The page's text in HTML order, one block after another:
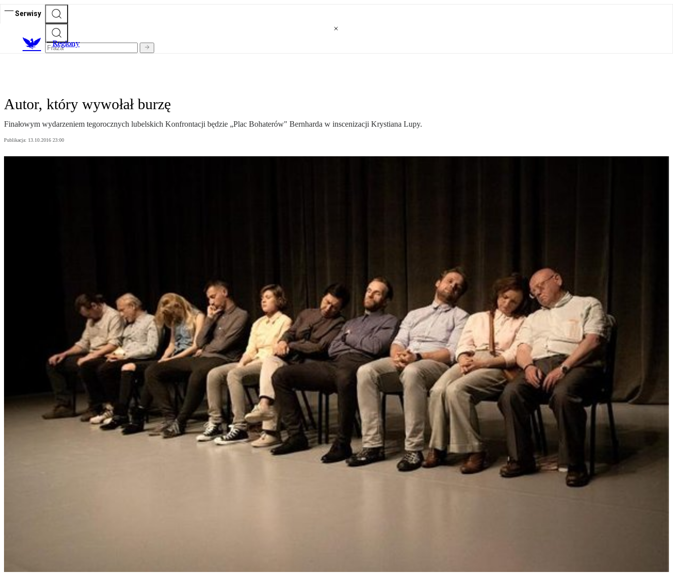
Serwisy
Regiony
Autor, który wywołał burzę
Finałowym wydarzeniem tegorocznych lubelskich Konfrontacji będzie „Plac Bohaterów" Bernharda w inscenizacji Krystiana Lupy.
Publikacja: 13.10.2016 23:00